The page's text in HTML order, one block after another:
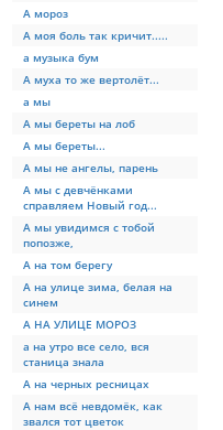
А мороз
А моя боль так кричит.....
а музыка бум
А муха то же вертолёт...
а мы
А мы береты на лоб
А мы береты...
А мы не ангелы, парень
А мы с девчёнками
справляем Новый год...
А мы увидимся с тобой
попозже,
А на том берегу
А на улице зима, белая на
синем
А НА УЛИЦЕ МОРОЗ
а на утро все село, вся
станица знала
А на черных ресницах
А нам всё невдомёк, как
звался тот цветок